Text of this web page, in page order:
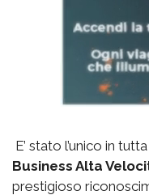
E’ stato l’unico in tutta
Business Alta
prestigioso